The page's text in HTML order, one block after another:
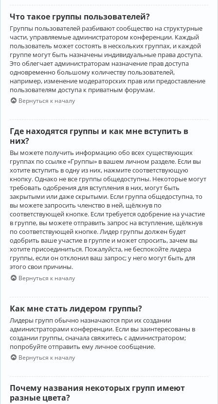
Что такое группы пользователей?
Группы пользователей разбивают сообщество на структурные
части, управляемые администратором конференции. Каждый
пользователь может состоять в нескольких группах, и каждой
группе могут быть назначены индивидуальные права доступа.
Это облегчает администраторам назначение прав доступа
одновременно большому количеству пользователей,
например, изменение модераторских прав или предоставление
пользователям доступа к приватным форумам.
Вернуться к началу
Где находятся группы и как мне вступить в
них?
Вы можете получить информацию обо всех существующих
группах по ссылке «Группы» в вашем личном разделе. Если вы
хотите вступить в одну из них, нажмите соответствующую
кнопку. Однако не все группы общедоступны. Некоторые могут
требовать одобрения для вступления в них, могут быть
закрытыми или даже скрытыми. Если группа общедоступна, то
вы можете запросить членство в ней, щёлкнув по
соответствующей кнопке. Если требуется одобрение на участие
в группе, вы можете отправить запрос на вступление, щёлкнув
по соответствующей кнопке. Лидер группы должен будет
одобрить ваше участие в группе и может спросить, зачем вы
хотите присоединиться. Пожалуйста, не беспокойте лидера
группы, если он отклонил ваш запрос; у него могут быть для
этого свои причины.
Вернуться к началу
Как мне стать лидером группы?
Лидеры групп обычно назначаются при их создании
администраторами конференции. Если вы заинтересованы в
создании группы, сначала свяжитесь с администратором;
попробуйте отправить ему личное сообщение.
Вернуться к началу
Почему названия некоторых групп имеют
разные цвета?